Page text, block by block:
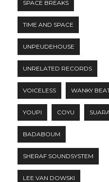
SPACE BREAKS
TIME AND SPACE
UNPEUDEHOUSE
UNRELATED RECORDS
VOICELESS WANKY
YOUPI COYU
BADABOUM
SHERAF SOUNDSYSTEM
LEE VAN DOWSKI